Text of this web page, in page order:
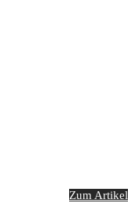
Zum Artikel